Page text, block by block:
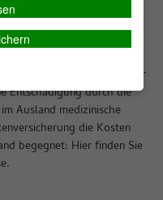
im Ausland planen,
sein. Mit einer
Zweck alle notwendigen
Ihr Gepäck auf der
Entschädigung durch die
Ausland medizinische
die Kosten
begegnet: Hier finden Sie